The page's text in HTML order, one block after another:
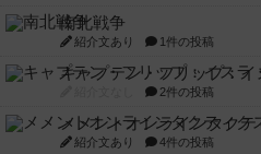
南北戦争
紹介文あり 1件の投稿
キャプテン・フリップ：
2件の投稿
メメントオンラインタクテ
紹介文あり 4件の投稿